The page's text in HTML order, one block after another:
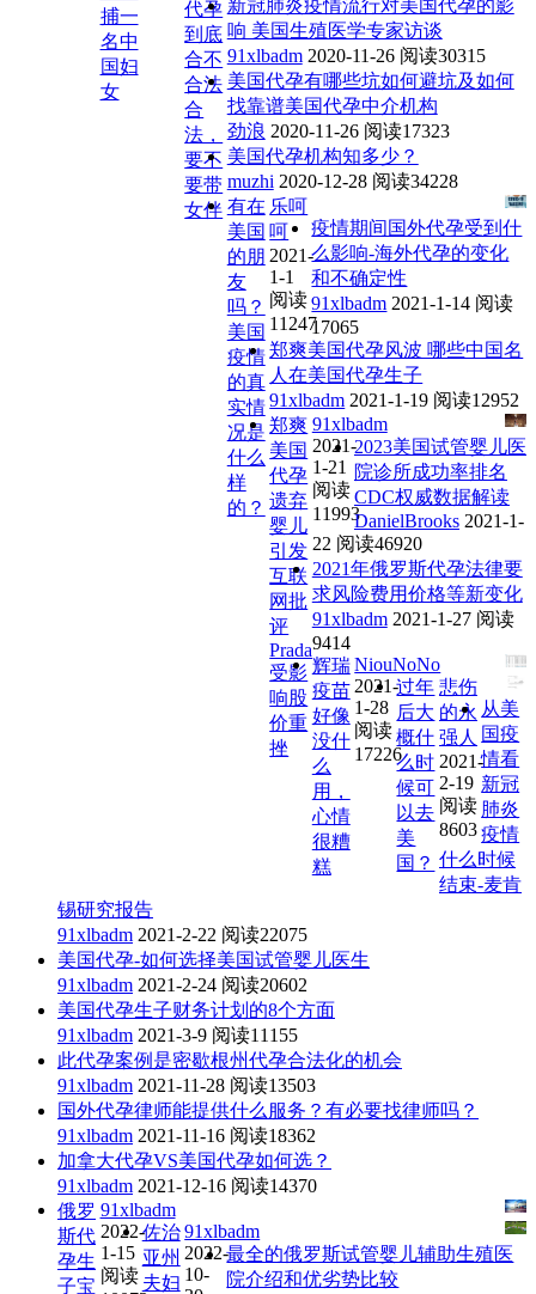
捕一
名中
国妇
女
代孕
到底
合不
合法
合
法，
要不
要带
女伴
新冠肺炎疫情流行对美国代孕的影
响 美国生殖医学专家访谈
91xlbadm 2020-11-26 阅读30315
美国代孕有哪些坑如何避坑及如何
找靠谱美国代孕中介机构
劲浪 2020-11-26 阅读17323
美国代孕机构知多少？
muzhi 2020-12-28 阅读34228
有在
美国
的朋
友
吗？
美国
疫情
的真
实情
况是
什么
样
的？
乐呵
呵
2021-
1-1
阅读
11247
疫情期间国外代孕受到什
么影响-海外代孕的变化
和不确定性
91xlbadm 2021-1-14 阅读
17065
郑爽美国代孕风波 哪些中国名
人在美国代孕生子
91xlbadm 2021-1-19 阅读12952
郑爽
美国
代孕
遗弃
婴儿
引发
互联
网批
评
Prada
受影
响股
价重
挫
91xlbadm
2021-
1-21
阅读
11993
2023美国试管婴儿医
院诊所成功率排名
CDC权威数据解读
DanielBrooks 2021-1-
22 阅读46920
2021年俄罗斯代孕法律要
求风险费用价格等新变化
91xlbadm 2021-1-27 阅读
9414
辉瑞
疫苗
好像
没什
么
用，
心情
很糟
糕
NiouNoNo
2021-
1-28
阅读
17226
过年
后大
概什
么时
候可
以去
美
国？
悲伤
的永
强人
2021-
2-19
阅读
8603
从美
国疫
情看
新冠
肺炎
疫情
什么时候
结束-麦肯
锡研究报告
91xlbadm 2021-2-22 阅读22075
美国代孕-如何选择美国试管婴儿医生
91xlbadm 2021-2-24 阅读20602
美国代孕生子财务计划的8个方面
91xlbadm 2021-3-9 阅读11155
此代孕案例是密歇根州代孕合法化的机会
91xlbadm 2021-11-28 阅读13503
国外代孕律师能提供什么服务？有必要找律师吗？
91xlbadm 2021-11-16 阅读18362
加拿大代孕VS美国代孕如何选？
91xlbadm 2021-12-16 阅读14370
俄罗
斯代
孕生
子宝
91xlbadm
2022-
1-15
阅读
佐治
亚州
夫妇
91xlbadm
2022-
10-
最全的俄罗斯试管婴儿辅助生殖医
院介绍和优劣势比较